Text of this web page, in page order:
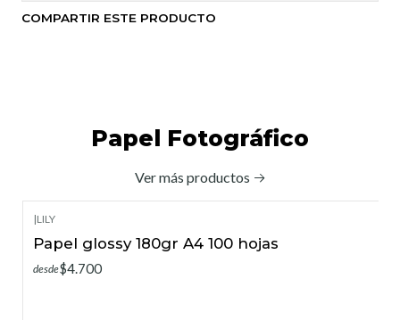
COMPARTIR ESTE PRODUCTO
Papel Fotográfico
Ver más productos
|LILY
Papel glossy 180gr A4 100 hojas
desde$4.700